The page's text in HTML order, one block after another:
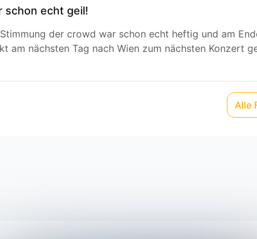
schon echt geil!
der crowd war schon echt heftig und am
am nächsten Tag nach Wien zum nächsten Konzert
Alle